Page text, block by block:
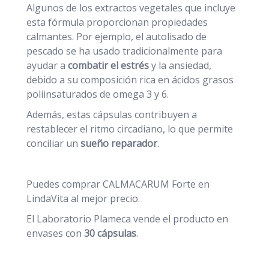
Algunos de los extractos vegetales que incluye
esta fórmula proporcionan propiedades
calmantes. Por ejemplo, el autolisado de
pescado se ha usado tradicionalmente para
ayudar a combatir el estrésy la ansiedad,
debido a su composición rica en ácidos grasos
poliinsaturados de omega 3 y 6.
Además, estas cápsulas contribuyen a
restablecer el ritmo circadiano, lo que permite
conciliar un sueño reparador.
Puedes comprar CALMACARUM Forte en
LindaVita al mejor precio.
El Laboratorio Plameca vende el producto en
envases con 30 cápsulas.